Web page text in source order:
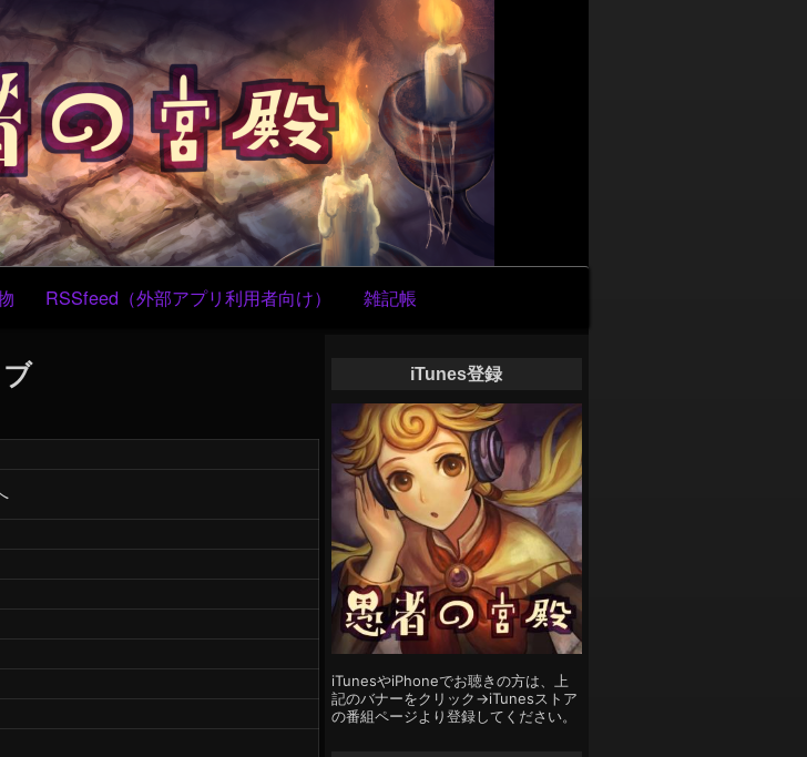
ン
テ
ン
ツ
へ
ス
キ
ッ
プ
to
CUSTOM_HTML-
4
to
CUSTOM_HTML-
3
to
RECENT-
POSTS-
2
to
TEXT-
5
to
BLOCK-
4
to
BLOCK-
5
to
BLOCK-
3
to
TEXT-
3
to
TEXT-
9
to
BLOCK-
7
RSSfeed（外部アプリ利用者向け） 雑記帳
iTunes登録
iTunesやiPhoneでお聴きの方は、上
記のバナーをクリック→iTunesストア
の番組ページより登録してください。